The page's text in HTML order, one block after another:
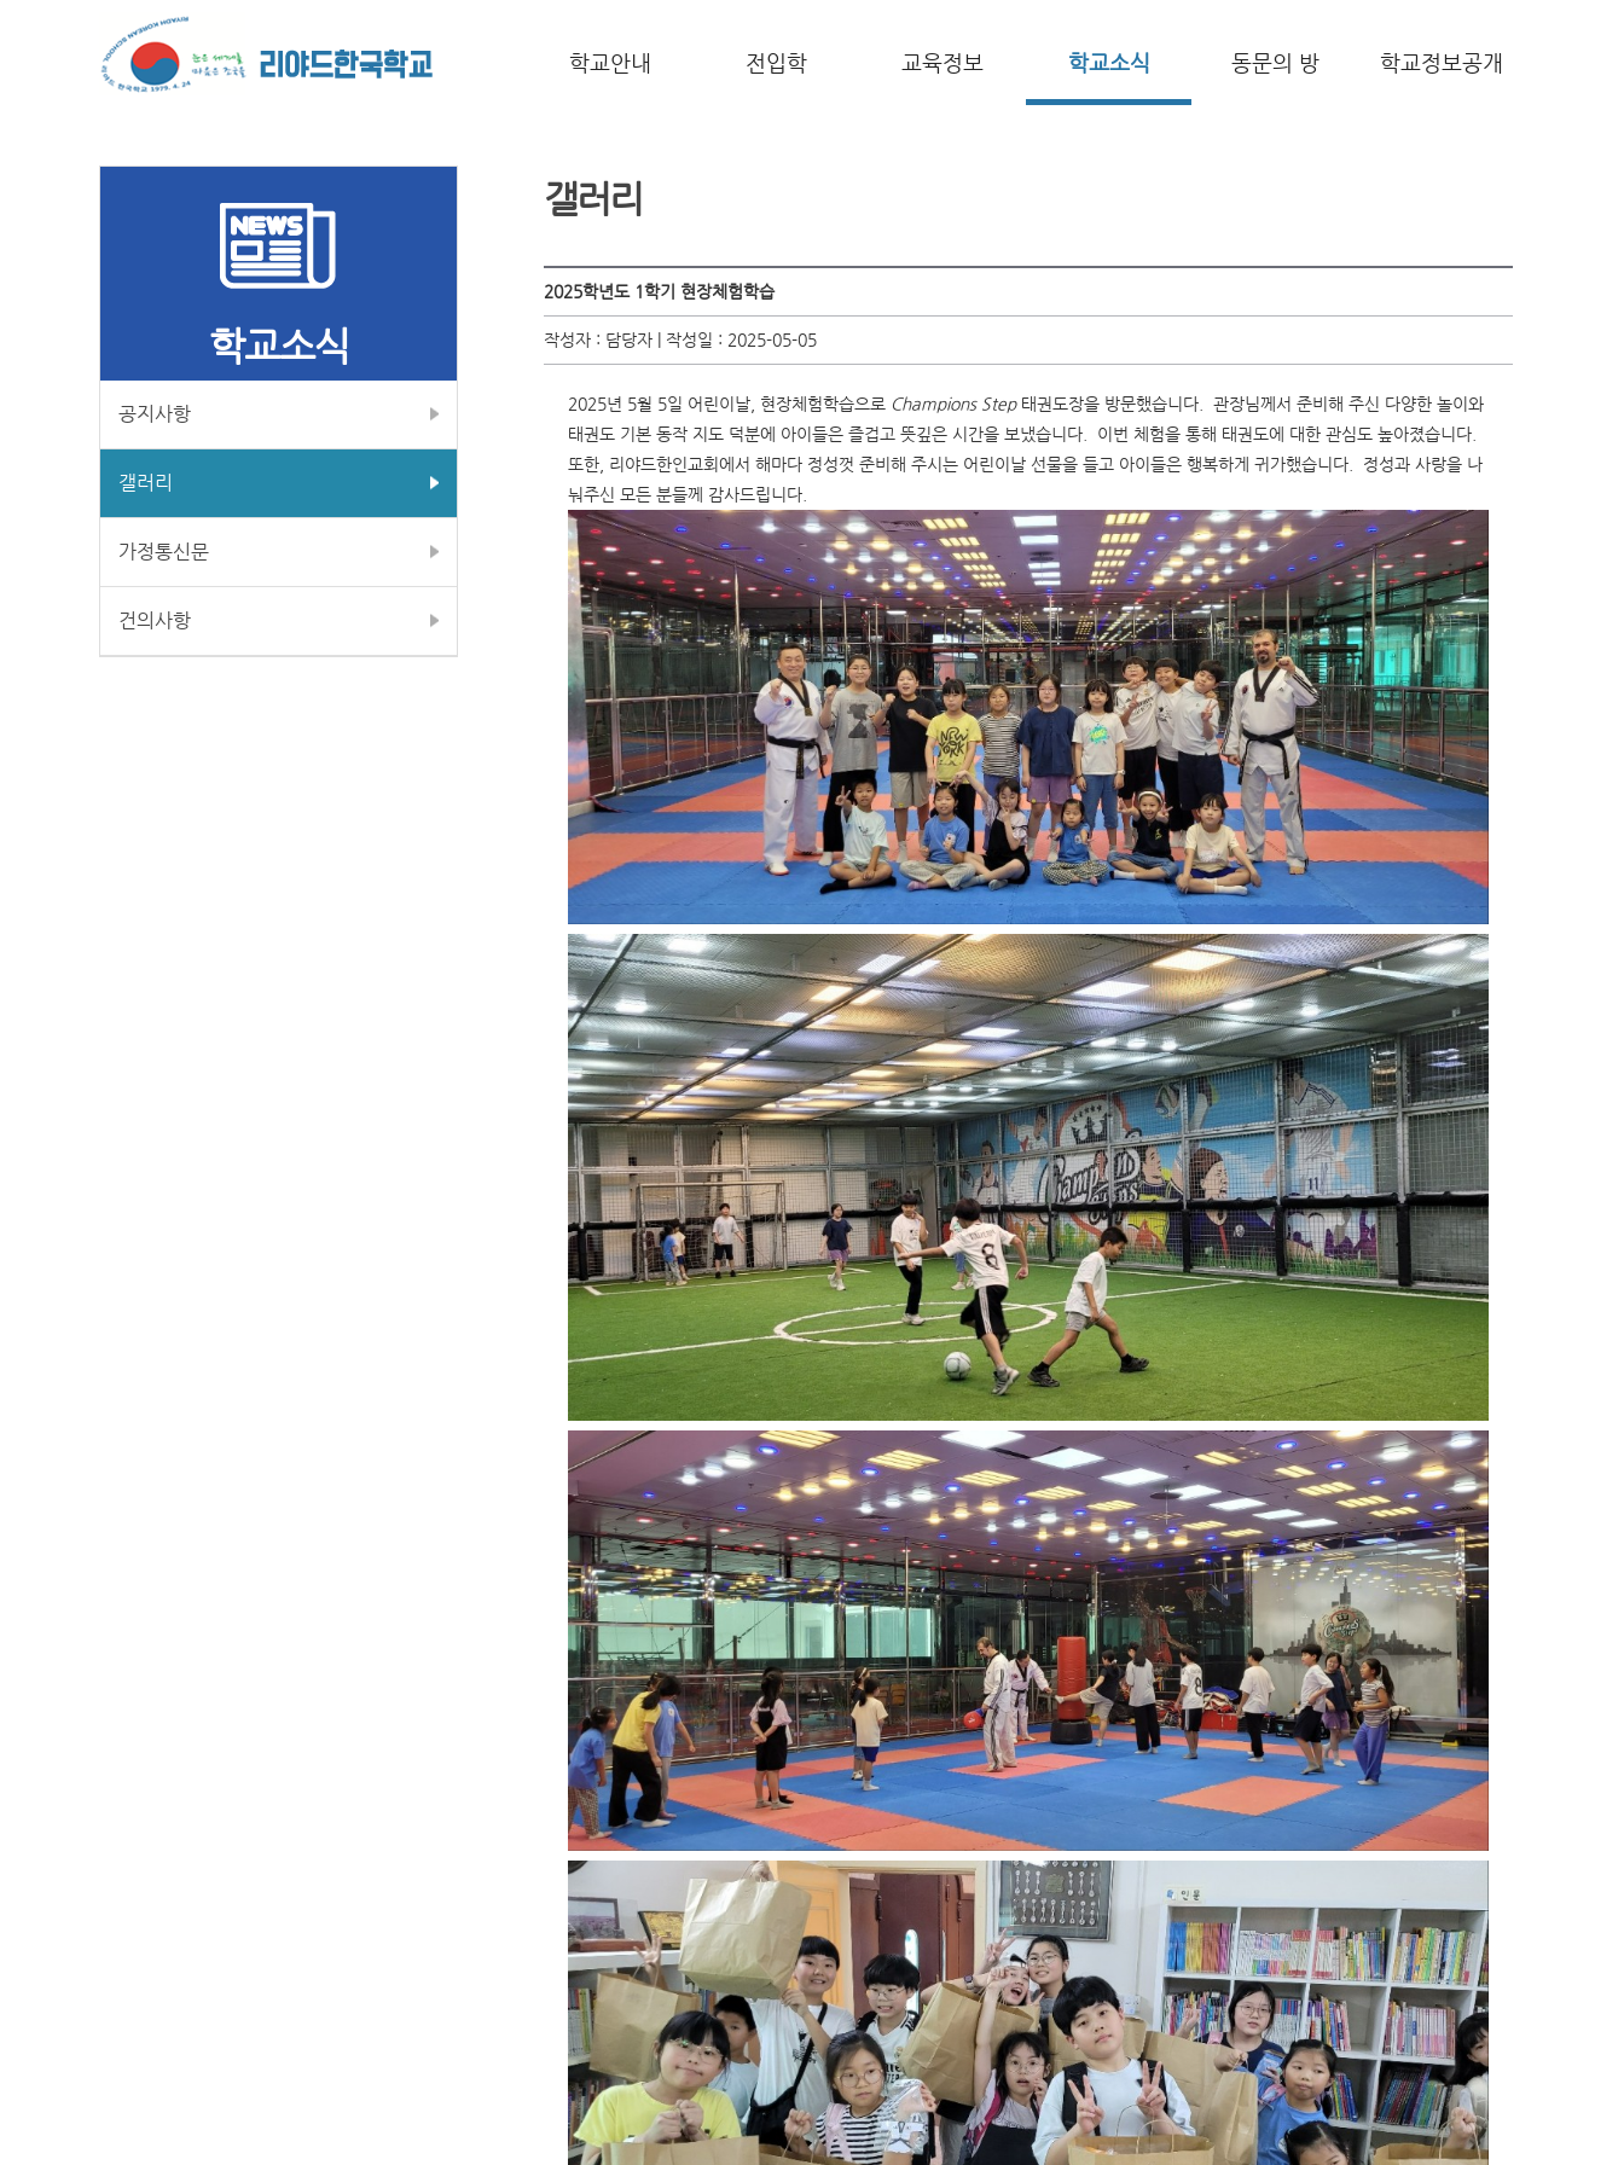
학교안내 전입학 교육정보 학교소식 동문의 방 학교정보공개
학교소식
공지사항
갤러리
가정통신문
건의사항
갤러리
2025학년도 1학기 현장체험학습
작성자 : 담당자 | 작성일 : 2025-05-05
2025년 5월 5일 어린이날, 현장체험학습으로 Champions Step태권도장을 방문했습니다. 관장님께서 준비해 주신 다양한 놀이와
태권도 기본 동작 지도 덕분에 아이들은 즐겁고 뜻깊은 시간을 보냈습니다. 이번 체험을 통해 태권도에 대한 관심도 높아졌습니다.
또한, 리야드한인교회에서 해마다 정성껏 준비해 주시는 어린이날 선물을 들고 아이들은 행복하게 귀가했습니다. 정성과 사랑을 나
눠주신 모든 분들께 감사드립니다.